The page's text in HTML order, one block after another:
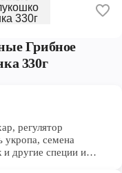
Грибное
330г
регулятор
укропа, семена
другие специи и